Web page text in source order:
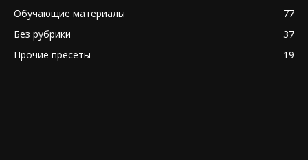
Обучающие материалы
77
Без рубрики
37
Прочие пресеты
19